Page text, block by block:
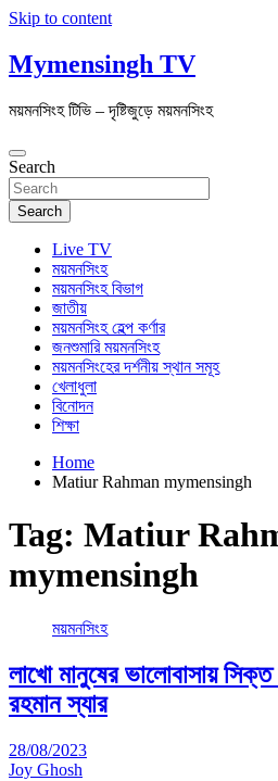
Skip to content
Mymensingh TV
ময়মনসিংহ টিভি – দৃষ্টিজুড়ে ময়মনসিংহ
Search
Search
Live TV
ময়মনসিংহ
ময়মনসিংহ বিভাগ
জাতীয়
ময়মনসিংহ হেল্প কর্ণার
জনশুমারি ময়মনসিংহ
ময়মনসিংহের দর্শনীয় স্থান সমূহ
খেলাধুলা
বিনোদন
শিক্ষা
Home
Matiur Rahman mymensingh
Tag: Matiur
mymensingh
ময়মনসিংহ
লাখো মানুষের ভালোবাসায়
রহমান স্যার
28/08/2023
Joy Ghosh